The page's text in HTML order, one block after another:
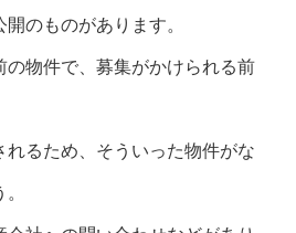
のものがあります。
の物件で、募集がかけられる前
れるため、そういった物件がな